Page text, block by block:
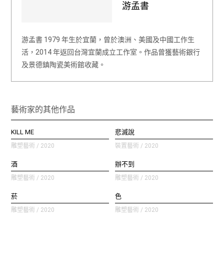
游孟書
游孟書 1979 年生於宜蘭，曾於澳洲、美國及中國工作生
活，2014 年返回台灣宜蘭成立工作室。作品曾獲藝術銀行
及景德鎮陶瓷美術館收藏。
藝術家的其他作品
KILL ME
雕塑藝術 / 2020
悲滅說
裝置藝術 / 2020
酒
雕塑藝術 / 2020
辦不到
雕塑藝術 / 2020
菸
雕塑藝術 / 2020
色
雕塑藝術 / 2020